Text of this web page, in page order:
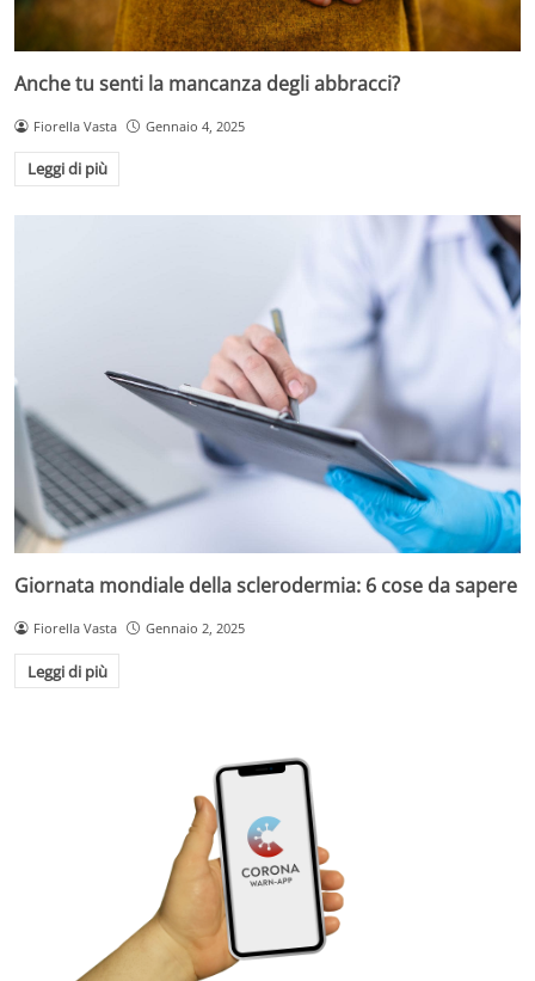
Anche tu senti la mancanza degli abbracci?
Fiorella Vasta Gennaio 4, 2025
Leggi di più
Giornata mondiale della sclerodermia: 6 cose da sapere
Fiorella Vasta Gennaio 2, 2025
Leggi di più